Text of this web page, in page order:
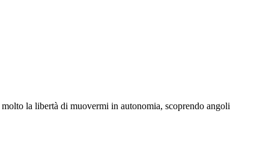
la libertà di muovermi in autonomia, scoprendo angoli